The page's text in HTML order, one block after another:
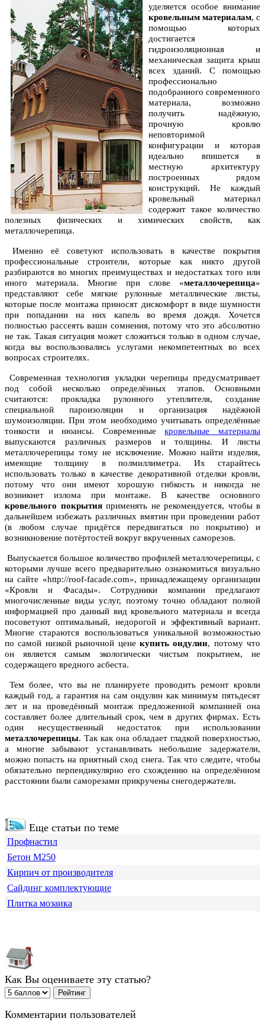
уделяется особое внимание
кровельным материалам, с
помощью которых
достигается
гидроизоляционная и
механическая защита крыш
всех зданий. С помощью
профессионально
подобранного современного
материала, возможно
получить надёжную,
прочную кровлю
неповторимой
конфигурации и которая
идеально впишется в
местную архитектуру
построенных рядом
конструкций. Не каждый
кровельный материал
содержит такое количество
полезных физических и химических свойств, как
металлочерепица.
Именно её советуют использовать в качестве покрытия
профессиональные строители, которые как никто другой
разбираются во многих преимуществах и недостатках того или
иного материала. Многие при слове «металлочерепица»
представляют себе мягкие рулонные металлические листы,
которые после монтажа приносят дискомфорт в виде шумности
при попадании на них капель во время дождя. Хочется
полностью рассеять ваши сомнения, потому что это абсолютно
не так. Такая ситуация может сложиться только в одном случае,
когда вы воспользовались услугами некомпетентных во всех
вопросах строителях.
Современная технология укладки черепицы предусматривает
под собой несколько определённых этапов. Основными
считаются: прокладка рулонного утеплителя, создание
специальной пароизоляции и организация надёжной
шумоизоляции. При этом необходимо учитывать определённые
тонкости и нюансы. Современныекровельные материалы
выпускаются различных размеров и толщины. И листы
металлочерепицы тому не исключение. Можно найти изделия,
имеющие толщину в полмиллиметра. Их старайтесь
использовать только в качестве декоративной отделки кровли,
потому что они имеют хорошую гибкость и никогда не
возникнет излома при монтаже. В качестве основного
кровельного покрытияприменять не рекомендуется, чтобы в
дальнейшем избежать различных вмятин при проведении работ
(в любом случае придётся передвигаться по покрытию) и
возникновение потёртостей вокруг вкрученных саморезов.
Выпускается большое количество профилей металлочерепицы, с
которыми лучше всего предварительно ознакомиться визуально
на сайте «http://roof-facade.com», принадлежащему организации
«Кровли и Фасады». Сотрудники компании предлагают
многочисленные виды услуг, поэтому точно обладают полной
информацией про данный вид кровельного материала и всегда
посоветуют оптимальный, недорогой и эффективный вариант.
Многие стараются воспользоваться уникальной возможностью
по самой низкой рыночной цене купить ондулин, потому что
он является самым экологически чистым покрытием, не
содержащего вредного асбеста.
Тем более, что вы не планируете проводить ремонт кровли
каждый год, а гарантия на сам ондулин как минимум пятьдесят
лет и на проведённый монтаж предложенной компанией она
составляет более длительный срок, чем в других фирмах. Есть
один несущественный недостаток при использовании
металлочерепицы. Так как она обладает гладкой поверхностью,
а многие забывают устанавливать небольшие задержатели,
можно попасть на приятный сход снега. Так что следите, чтобы
обязательно перпендикулярно его схождению на определённом
расстоянии были саморезами прикручены снегодержатели.
Еще статьи по теме
Профнастил
Бетон М250
Кирпич от производителя
Сайдинг комплектующие
Плитка мозаика
Как Вы оцениваете эту статью?
Комментарии пользователей